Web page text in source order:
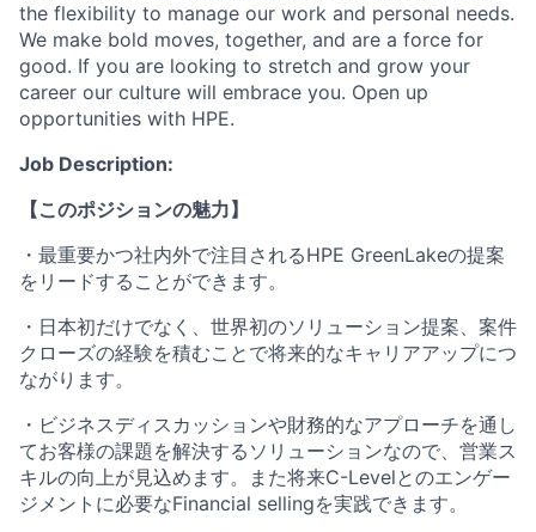
the flexibility to manage our work and personal needs.
We make bold moves, together, and are a force for
good. If you are looking to stretch and grow your
career our culture will embrace you. Open up
opportunities with HPE.
Job Description:
【このポジションの魅力】
・最重要かつ社内外で注目されるHPE GreenLakeの提案
をリードすることができます。
・日本初だけでなく、世界初のソリューション提案、案件
クローズの経験を積むことで将来的なキャリアアップにつ
ながります。
・ビジネスディスカッションや財務的なアプローチを通し
てお客様の課題を解決するソリューションなので、営業ス
キルの向上が見込めます。また将来C-Levelとのエンゲー
ジメントに必要なFinancial sellingを実践できます。